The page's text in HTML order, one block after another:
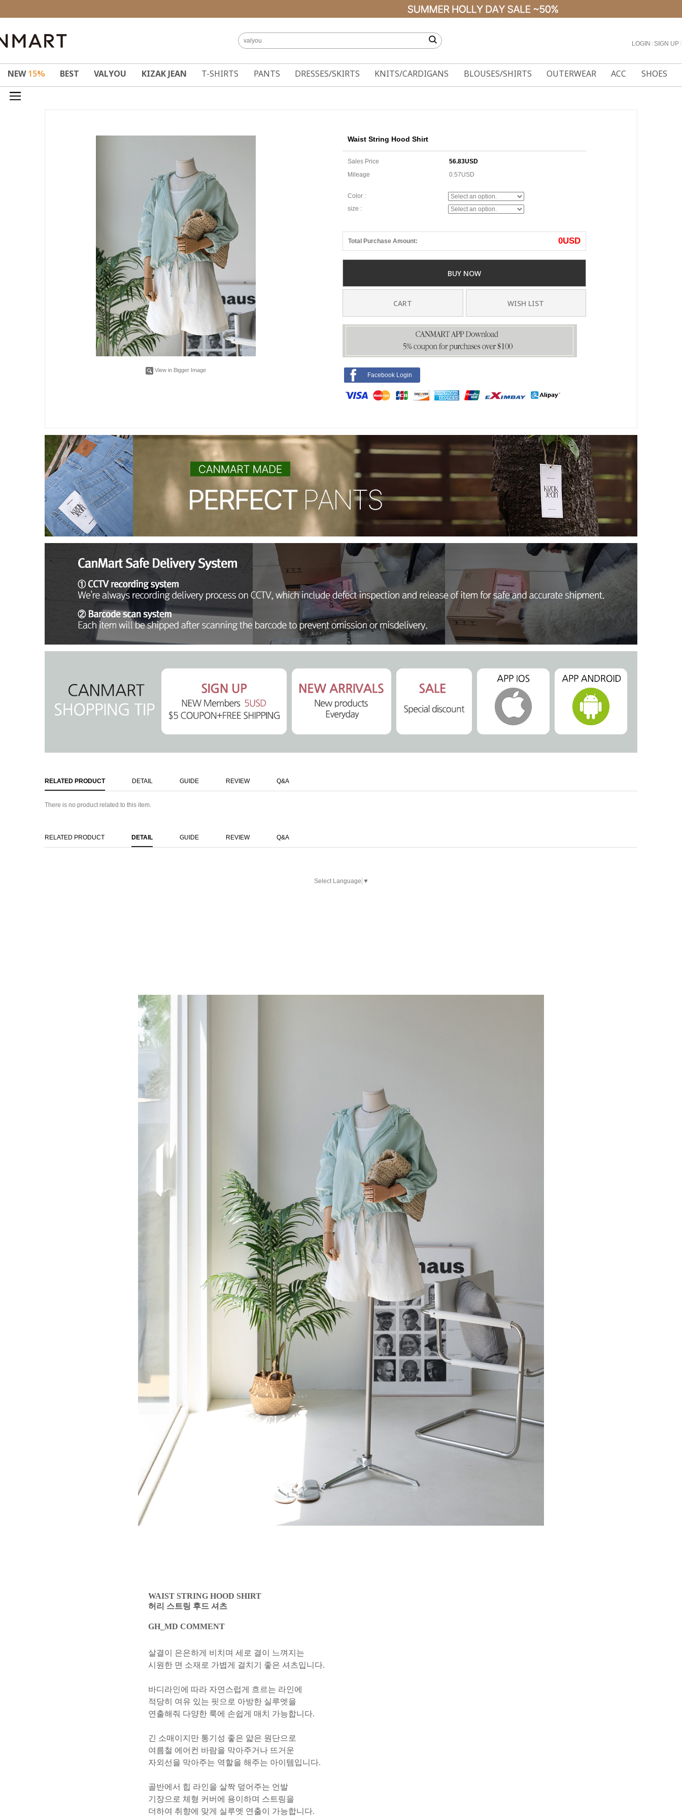
LOGIN SIGN UP
NEW15% BEST VALYOU KIZAK JEAN T-SHIRTS PANTS DRESSES/SKIRTS KNITS/CARDIGANS BLOUSES/SHIRTS OUTERWEAR ACC SHOES
View in Bigger Image
Waist String Hood Shirt
Sales Price
56.83USD
Mileage
0.57USD
Color :
size :
Total Purchase Amount: 0USD
BUY NOW
CART WISH LIST
Facebook Login
RELATED PRODUCT DETAIL GUIDE REVIEW Q&A
There is no product related to this item.
RELATED PRODUCT DETAIL GUIDE REVIEW Q&A
Select Language ▼
WAIST STRING HOOD SHIRT
허리 스트링 후드 셔츠
GH_MD COMMENT
살결이 은은하게 비치며 세로 결이 느껴지는
시원한 면 소재로 가볍게 걸치기 좋은 셔츠입니다.
바디라인에 따라 자연스럽게 흐르는 라인에
적당히 여유 있는 핏으로 아방한 실루엣을
연출해줘 다양한 룩에 손쉽게 매치 가능합니다.
긴 소매이지만 통기성 좋은 얇은 원단으로
여름철 에어컨 바람을 막아주거나 뜨거운
자외선을 막아주는 역할을 해주는 아이템입니다.
골반에서 힙 라인을 살짝 덮어주는 언발
기장으로 체형 커버에 용이하며 스트링을
더하여 취향에 맞게 실루엣 연출이 가능합니다.